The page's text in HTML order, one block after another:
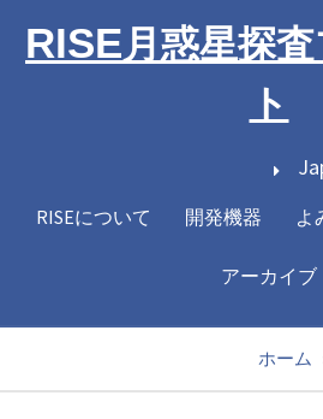
RISE月惑星探
ト
Main
RISEについて 開発機器 よ
アーカイブ
ホーム